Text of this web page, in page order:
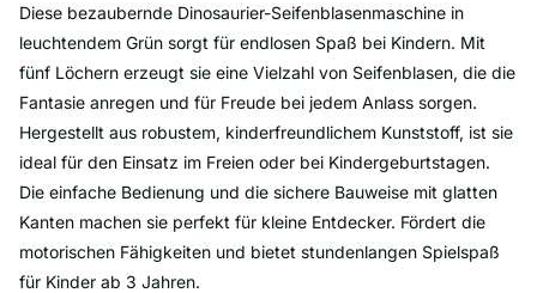
Diese bezaubernde Dinosaurier-Seifenblasenmaschine in
leuchtendem Grün sorgt für endlosen Spaß bei Kindern. Mit
fünf Löchern erzeugt sie eine Vielzahl von Seifenblasen, die die
Fantasie anregen und für Freude bei jedem Anlass sorgen.
Hergestellt aus robustem, kinderfreundlichem Kunststoff, ist sie
ideal für den Einsatz im Freien oder bei Kindergeburtstagen.
Die einfache Bedienung und die sichere Bauweise mit glatten
Kanten machen sie perfekt für kleine Entdecker. Fördert die
motorischen Fähigkeiten und bietet stundenlangen Spielspaß
für Kinder ab 3 Jahren.